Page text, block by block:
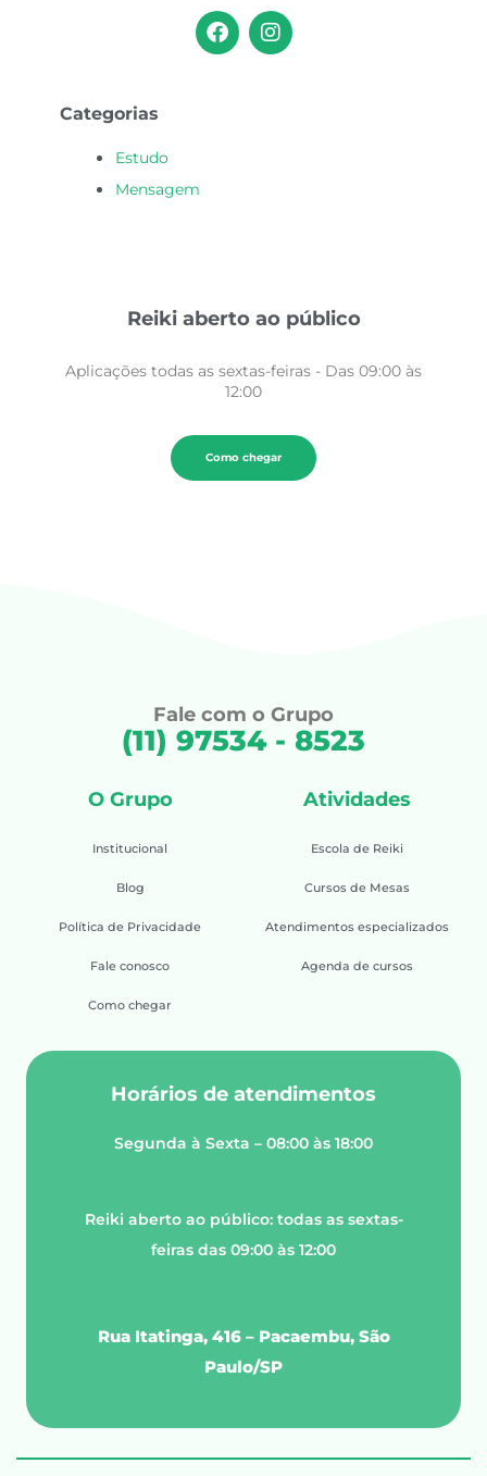
F
a
I
n
Categorias
Estudo
Mensagem
Reiki aberto ao público
Aplicações todas as sextas-feiras - Das 09:00 às
12:00
Como chegar
Fale com o Grupo
(11) 97534 - 8523
O Grupo
Institucional
Blog
Política de Privacidade
Fale conosco
Como chegar
Atividades
Escola de Reiki
Cursos de Mesas
Atendimentos especializados
Agenda de cursos
Horários de atendimentos
Segunda à Sexta – 08:00 às 18:00
Reiki aberto ao público: todas as sextas-
feiras das 09:00 às 12:00
Rua Itatinga, 416 – Pacaembu, São
Paulo/SP